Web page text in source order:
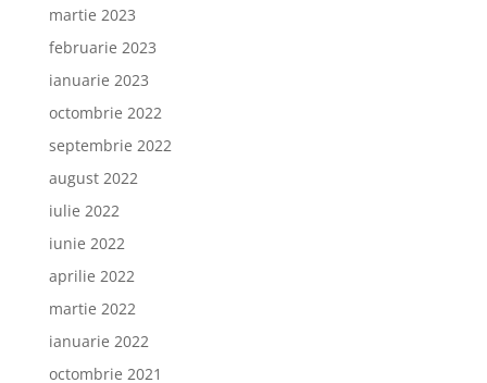
martie 2023
februarie 2023
ianuarie 2023
octombrie 2022
septembrie 2022
august 2022
iulie 2022
iunie 2022
aprilie 2022
martie 2022
ianuarie 2022
octombrie 2021